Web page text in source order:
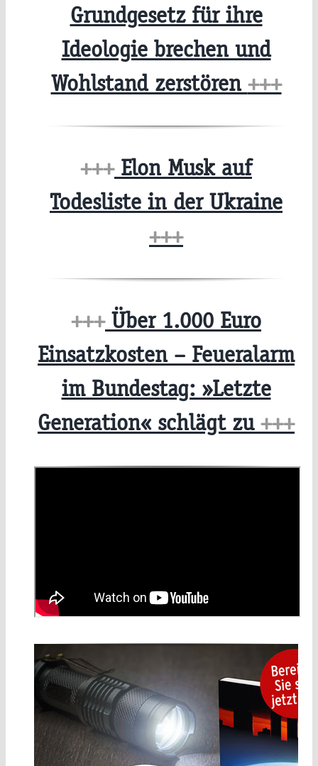
Grundgesetz für ihre
Ideologie brechen und
Wohlstand zerstören +++
+++Elon Musk auf
Todesliste in der Ukraine
+++
+++Über 1.000 Euro
Einsatzkosten – Feueralarm
im Bundestag: »Letzte
Generation« schlägt zu +++